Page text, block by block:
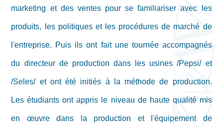
marketing et des ventes pour se familiariser avec les
produits, les politiques et les procédures de marché de
l'entreprise. Puis ils ont fait une tournée accompagnés
du directeur de production dans les usines /Pepsi/ et
/Seles/ et ont été initiés à la méthode de production.
Les étudiants ont appris le niveau de haute qualité mis
en œuvre dans la production et l'équipement de